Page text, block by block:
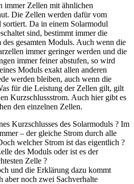
immer Zellen mit ähnlichen
Die Zellen werden dafür vom
sortiert. Da in einem Solarmodul
sind, bestimmt immer die
des gesamten Moduls. Auch wenn die
immer geringer werden und die
immer feiner abstufen, so wird
Moduls exakt allen anderen
werden bleiben, auch wenn die
für die Leistung der Zellen gilt, gilt
Kurzschlussstrom. Auch hier gibt es
den einzelnen Zellen.
Kurzschlusses des Solarmoduls ? Im
– der gleiche Strom durch alle
welcher Strom ist das eigentlich ?
des Moduls oder ist es der
Zelle ?
und die Erklärung dazu kommt
aber noch zwei Sachverhalte